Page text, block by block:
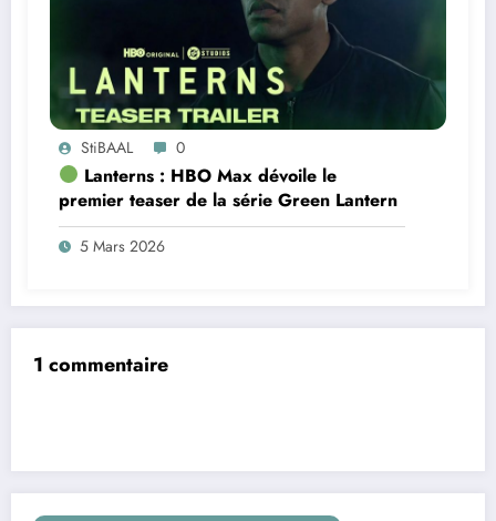
StiBAAL 0
Lanterns : HBO Max dévoile le
premier teaser de la série Green Lantern
5 Mars 2026
1 commentaire